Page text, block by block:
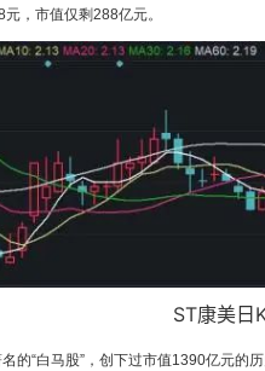
，市值仅剩288亿元。
ST康美日
的“白马股”，创下过市值1390亿元的